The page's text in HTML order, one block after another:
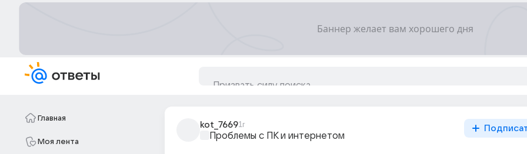
Главная
Моя лента
kot_76691г
Проблемы с ПК и интернетом